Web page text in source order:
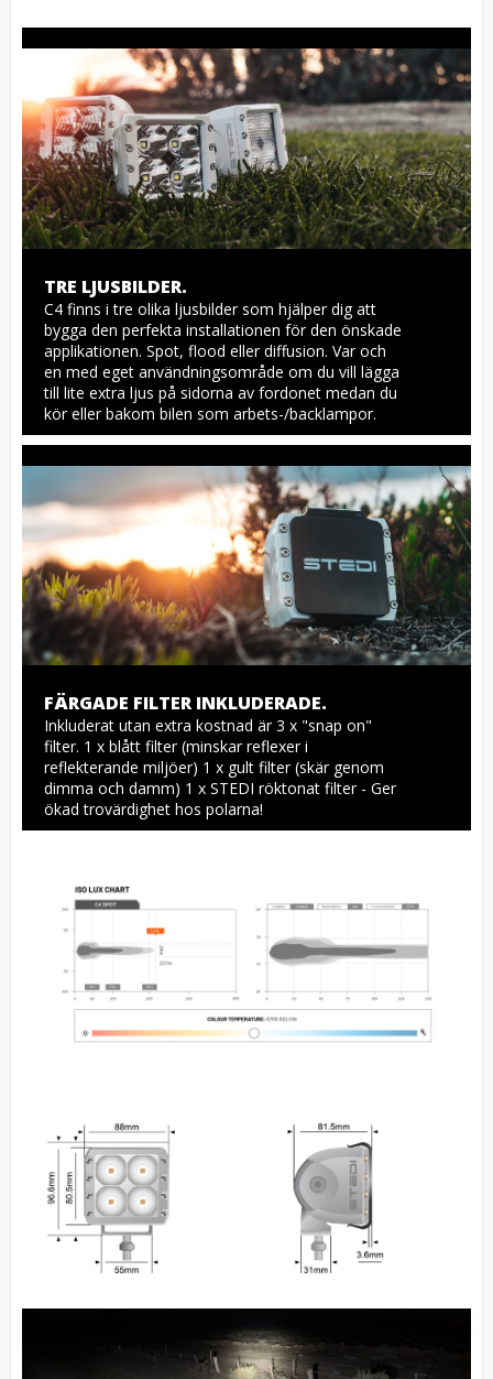
TRE LJUSBILDER.
C4 finns i tre olika ljusbilder som hjälper dig att
bygga den perfekta installationen för den önskade
applikationen. Spot, flood eller diffusion. Var och
en med eget användningsområde om du vill lägga
till lite extra ljus på sidorna av fordonet medan du
kör eller bakom bilen som arbets-/backlampor.
FÄRGADE FILTER INKLUDERADE.
Inkluderat utan extra kostnad är 3 x "snap on"
filter. 1 x blått filter (minskar reflexer i
reflekterande miljöer) 1 x gult filter (skär genom
dimma och damm) 1 x STEDI röktonat filter - Ger
ökad trovärdighet hos polarna!